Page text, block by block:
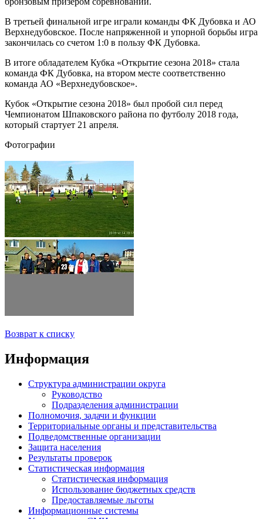
В третьей финальной игре играли команды ФК Дубовка и АО
Верхнедубовское. После напряженной и упорной борьбы игра
закончилась со счетом 1:0 в пользу ФК Дубовка.
В итоге обладателем Кубка «Открытие сезона 2018» стала
команда ФК Дубовка, на втором месте соответственно
команда АО «Верхнедубовское».
Кубок «Открытие сезона 2018» был пробой сил перед
Чемпионатом Шпаковского района по футболу 2018 года,
который стартует 21 апреля.
Фотографии
Возврат к списку
Информация
Структура администрации округа
Руководство
Подразделения администрации
Полномочия, задачи и функции
Территориальные органы и представительства
Подведомственные организации
Защита населения
Результаты проверок
Статистическая информация
Статистическая информация
Использование бюджетных средств
Предоставляемые льготы
Информационные системы